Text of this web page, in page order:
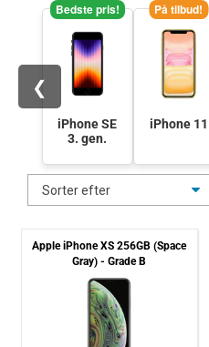
Reservedele
B2B-Opkøb
>>BACK-2-SCHOOL<<
❮
Bedste pris!
iPhone SE
3. gen.
På tilbud!
iPhone 11
Apple iPhone XS 256GB (Space
Gray) - Grade B